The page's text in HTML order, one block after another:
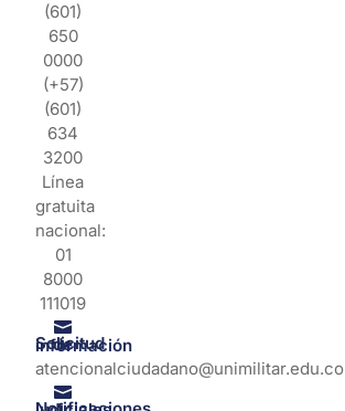
(601)
650
0000
(+57)
(601)
634
3200
Línea
gratuita
nacional:
01
8000
111019
Solicitud de información
atencionalciudadano@unimilitar.edu.co